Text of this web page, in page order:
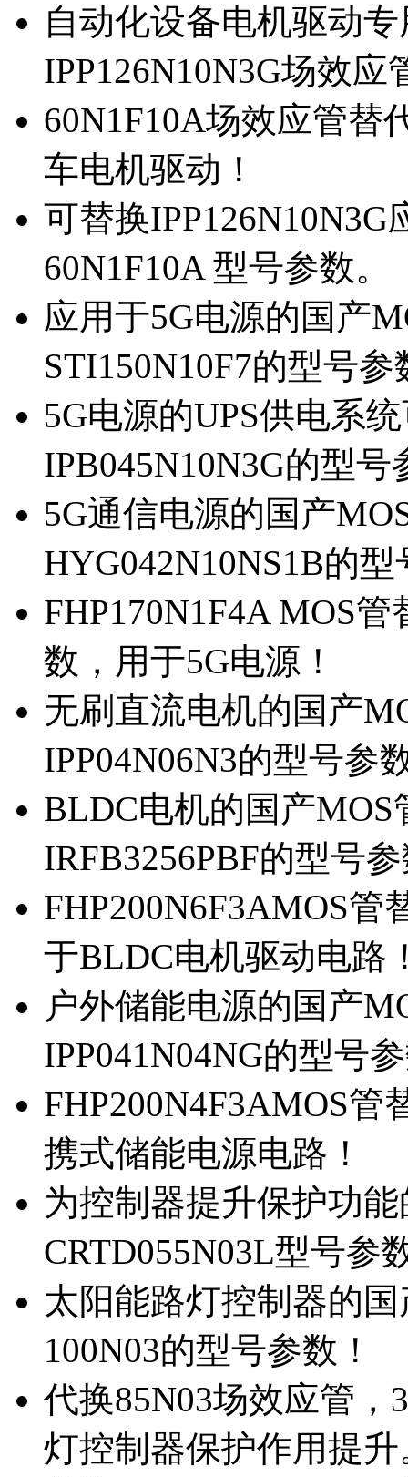
自动化设备电机驱动
IPP126N10N3G场效应
60N1F10A场效应管替
车电机驱动！
可替换
60N1F10A 型号参数。
应用于5G电源的国产
STI150N10F7的型号参
5G电源的UPS供电系
IPB045N10N3G的型号
5G通信电源的国产
HYG042N10NS1B的
FHP170N1F4A MOS
数，用于5G电源！
无刷直流电机的国产
IPP04N06N3的型号参
BLDC电机的国产MOS
IRFB3256PBF的型号
FHP200N6F3AMOS管
于BLDC电机驱动电路
户外储能电源的国产
IPP041N04NG的型号
FHP200N4F3AMOS管
携式储能电源电路！
为控制器提升保护功
CRTD055N03L型号参
太阳能路灯控制器的
100N03的型号参数！
代换85N03场效应管
灯控制器保护作用提升